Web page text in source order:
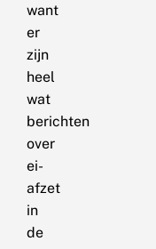
want
er
zijn
heel
wat
berichten
over
ei-
afzet
in
de